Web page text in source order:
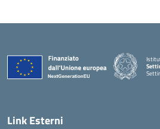
Link Esterni